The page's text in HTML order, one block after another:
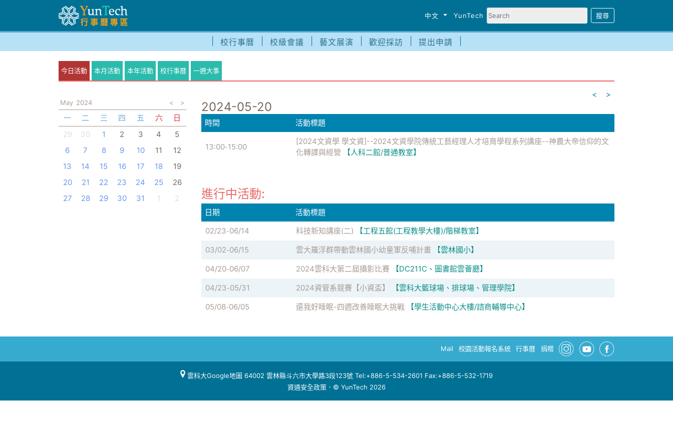
中文 YunTech
校行事曆 校級會議 藝文展演 歡迎採訪 提出申請
今日活動 本月活動 本年活動 校行事曆 一週大事
May 2024 < >
一 二 三 四 五 六
日
29
30 1 2 3 4
5
6
7 8 9 10 11
12
13
14 15 16 17 18
19
20
21 22 23 24 25
26
27
28 29 30 31 1 2
< >
2024-05-20
時間 活動標題
13:00-15:00
[2024文資學 學文資]--2024文資學院傳統工藝經理人才培育學程系列講座--神農大帝信仰的文
化轉譯與經營
【人科二館/普通教室】
進行中活動:
日期
活動標題
02/23-06/14 科技新知講座(二)
【工程五館(工程教學大樓)/階梯教室】
03/02-06/15 雲大羅浮群帶動雲林國小幼童軍反哺計畫
【雲林國小】
04/20-06/07 2024雲科大第二屆攝影比賽
【DC211C、圖書館雲薈廳】
04/23-05/31 2024資管系競賽【小資盃】
【雲科大籃球場、排球場、管理學院】
05/08-06/05 還我好睡眠-四週改善睡眠大挑戰 【學生活動中心大樓/諮商輔導中心】
Mail 校園活動報名系統 行事曆 捐贈
雲科大Google地圖 64002 雲林縣斗六市大學路3段123號 Tel:+886-5-534-2601 Fax:+886-5-532-1719
資通安全政策 ．© YunTech 2026